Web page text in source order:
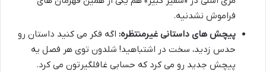
فراموش نشدنیه.
پیچش های داستانی غیرمنتظره: اگه فکر می کنید داستان رو
حدس زدید، سخت در اشتباهید! شلدون توی هر فصل یه
پیچش جدید رو می کرد که حسابی غافلگیرتون می کرد.